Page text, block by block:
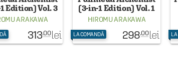
Edition) Vol. 3
ARAKAWA
313.00 lei
(3-in-1 Edition) Vol. 1
HIROMU ARAKAWA
LA COMANDĂ 298.00 lei LA